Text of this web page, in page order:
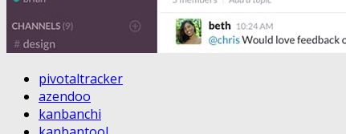
pivotaltracker
azendoo
kanbanchi